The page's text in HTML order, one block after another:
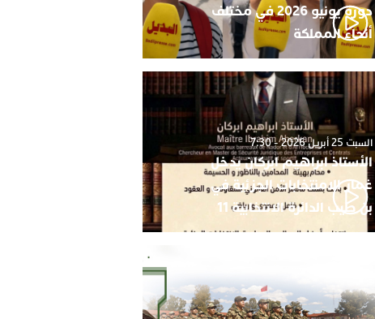
دورة يونيو 2026 في مختلف
أنحاء المملكة
السبت 25 أبريل 2026 - 7:30
الأستاذ ابراهيم ابركان يدخل
غمار الامنتخابات الجزئية في
بن طيب الدائرة الانتخابية 11